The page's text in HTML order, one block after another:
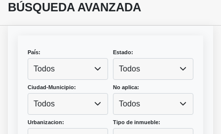
BÚSQUEDA AVANZADA
País:
Todos
Estado:
Todos
Ciudad-Municipio:
Todos
No aplica:
Todos
Urbanizacion: Tipo de inmueble: